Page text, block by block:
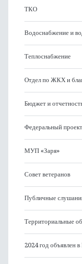
ТКО
Водоснабжение и
Теплоснабжение
Отдел по ЖКХ и
Бюджет и
Федеральный
МУП «Заря»
Совет ветеранов
Публичные
Территориальные
2024 год объявлен